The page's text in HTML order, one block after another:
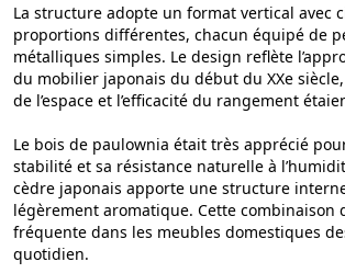
La structure adopte un format vertical avec
proportions différentes, chacun équipé de
métalliques simples. Le design reflète
du mobilier japonais du début du XXe
de l’espace et l’efficacité du rangement
Le bois de paulownia était très apprécié
stabilité et sa résistance naturelle à
cèdre japonais apporte une structure
légèrement aromatique. Cette combinaison
fréquente dans les meubles domestiques
quotidien.